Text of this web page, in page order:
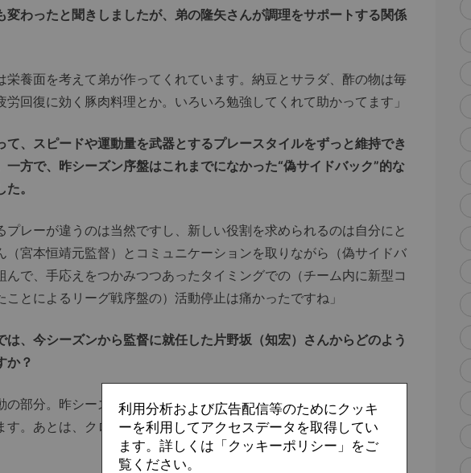
わったと聞きしましたが、弟の隆矢さんが調理をサポートする関係
養面を考えて弟が作ってくれています。納豆とサラダ、酢の物は毎
回復に効く豚肉料理とか。いろいろ勉強してくれて助かってます」
、スピードや運動量を武器とするプレースタイルをずっと維持でき
方で、昨シーズン序盤はこれまでになかった“偽サイドバック”的な
。
レーが違うのは当然ですし、新しい役割を求められるのは自分にと
（宮本恒靖元監督）とコミュニケーションを取りながら（偽サイドバ
んで、手応えをつかみつつあったタイミングでの（チーム内に新型コ
とによるリーグ戦序盤の）活動停止は痛かったですね」
、今シーズンから監督に就任した片野坂（知宏）さんからどのよう
か？
部分。昨シーズン、大分（トリニータ）と試合をした時も両WBは
。あとは、クロスを上げる回数を増やすことは（片野坂監督から）
利用分析および広告配信等のためにクッキ
ーを利用してアクセスデータを取得してい
ます。詳しくは「クッキーポリシー」をご
覧ください。